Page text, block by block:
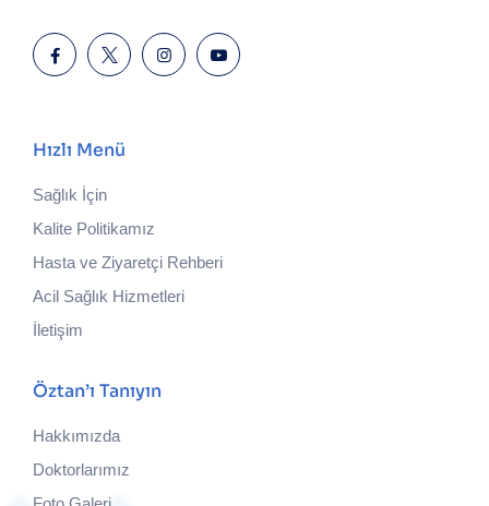
Hızlı Menü
Sağlık İçin
Kalite Politikamız
Hasta ve Ziyaretçi Rehberi
Acil Sağlık Hizmetleri
İletişim
Öztan’ı Tanıyın
Hakkımızda
Doktorlarımız